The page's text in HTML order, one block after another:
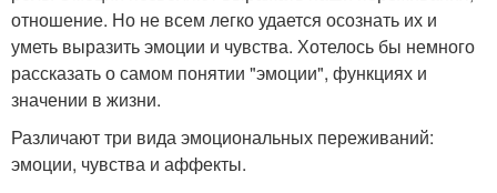
отношение. Но не всем легко удается осознать их и
уметь выразить эмоции и чувства. Хотелось бы немного
рассказать о самом понятии "эмоции", функциях и
значении в жизни.
Различают три вида эмоциональных переживаний:
эмоции, чувства и аффекты.